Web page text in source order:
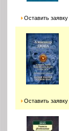
Оставить заявку
Оставить заявку